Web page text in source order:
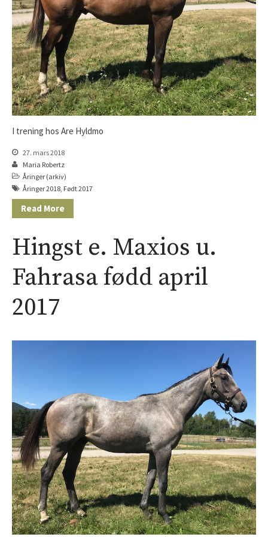
Hingst e. Appel Au Maitre u.
Vanilla Ice
Hoppe e. Lusail u. Sans Appel
I trening hos Are Hyldmo
27. mars 2018
Maria Robertz
Åringer (arkiv)
Åringer 2018 Født 2017
Read More
Hingst e. Maxios u.
Fahrasa fødd april
2017